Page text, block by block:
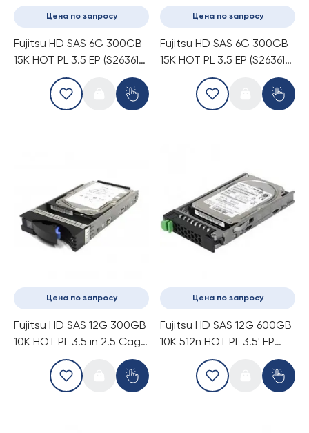
Цена по запросу
Fujitsu HD SAS 6G 300GB
15K HOT PL 3.5 EP (S26361-
F4005-E530)
Цена по запросу
Fujitsu HD SAS 6G 300GB
15K HOT PL 3.5 EP (S26361-
F3819-E530)
Цена по запросу
Fujitsu HD SAS 12G 300GB
10K HOT PL 3.5 in 2.5 Cage
EP (S26361-F5568-E130)
Цена по запросу
Fujitsu HD SAS 12G 600GB
10K 512n HOT PL 3.5' EP
(S26361-F5568-E160)